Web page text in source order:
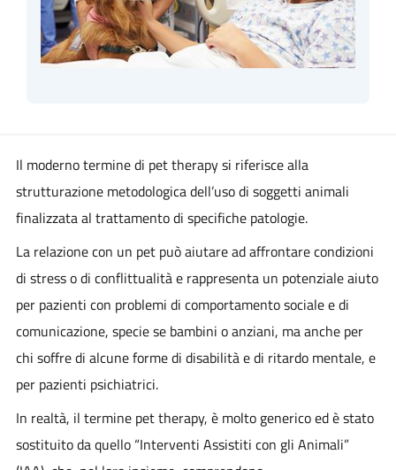
Il moderno termine di pet therapy si riferisce alla
strutturazione metodologica dell’uso di soggetti animali
finalizzata al trattamento di specifiche patologie.
La relazione con un pet può aiutare ad affrontare condizioni
di stress o di conflittualità e rappresenta un potenziale aiuto
per pazienti con problemi di comportamento sociale e di
comunicazione, specie se bambini o anziani, ma anche per
chi soffre di alcune forme di disabilità e di ritardo mentale, e
per pazienti psichiatrici.
In realtà, il termine pet therapy, è molto generico ed è stato
sostituito da quello “Interventi Assistiti con gli Animali”